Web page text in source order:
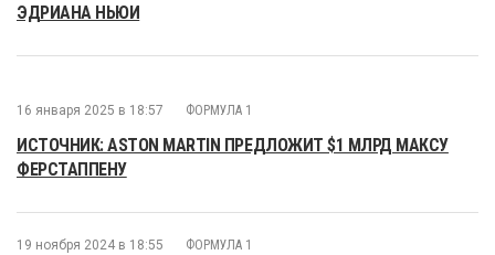
ЭДРИАНА НЬЮИ
16 января 2025 в 18:57 ФОРМУЛА 1
ИСТОЧНИК: ASTON MARTIN ПРЕДЛОЖИТ $1 МЛРД МАКСУ
ФЕРСТАППЕНУ
19 ноября 2024 в 18:55 ФОРМУЛА 1